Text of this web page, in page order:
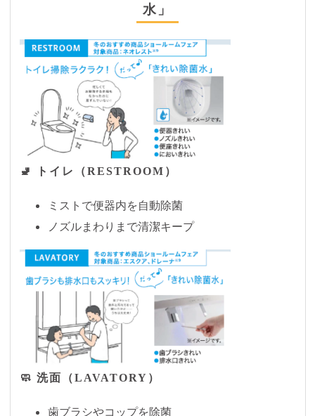
水」
🚽 トイレ（RESTROOM）
ミストで便器内を自動除菌
ノズルまわりまで清潔キープ
🧼 洗面（LAVATORY）
歯ブラシやコップを除菌